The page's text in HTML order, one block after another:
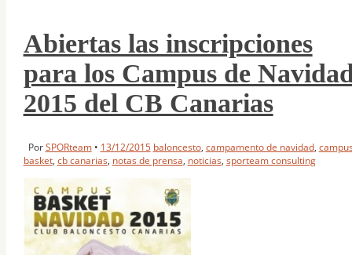
Abiertas las inscripciones
para los Campus de
2015 del CB Canarias
PorSPORteam • 13/12/2015 baloncesto, campamento de navidad,
basket, cb canarias, notas de prensa, noticias, sporteam consulting